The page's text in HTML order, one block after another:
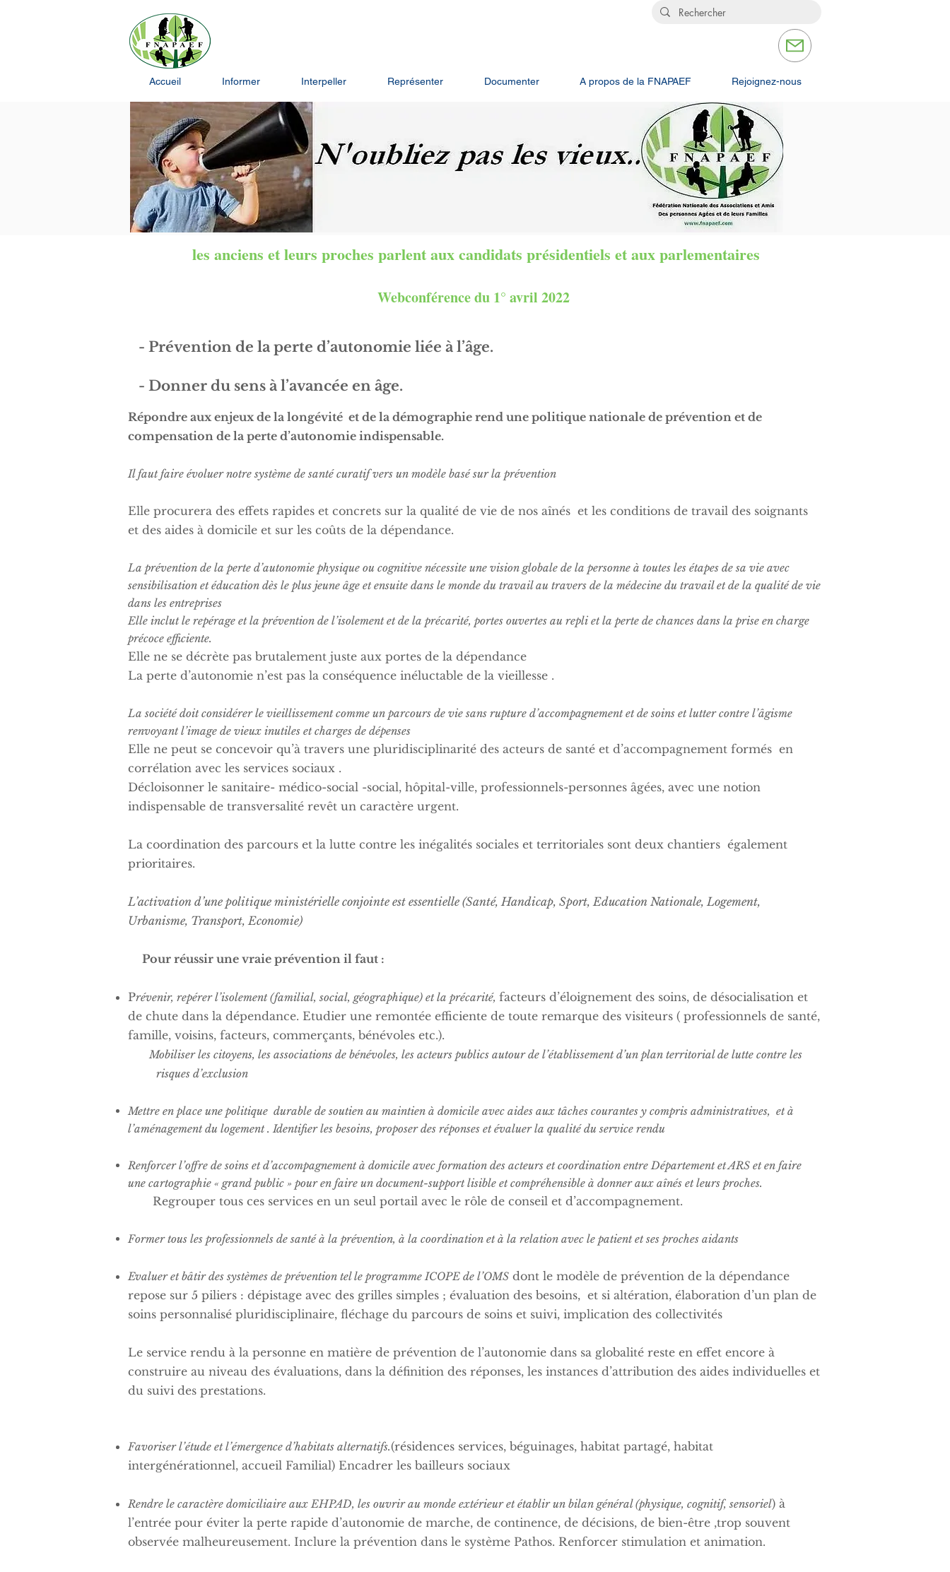
Accueil Informer Interpeller Représenter Documenter A propos de la FNAPAEF Rejoignez-nous
les anciens et leurs proches parlent aux candidats présidentiels et aux parlementaires
Webconférence du 1° avril 2022
- Prévention de la perte d’autonomie liée à l’âge.
- Donner du sens à l’avancée en âge.
Répondre aux enjeux de la longévité et de la démographie rend une politique nationale de prévention et de
compensation de la perte d’autonomie indispensable.
Il faut faire évoluer notre système de santé curatif vers un modèle basé sur la prévention
Elle procurera des effets rapides et concrets sur la qualité de vie de nos aînés et les conditions de travail des soignants
et des aides à domicile et sur les coûts de la dépendance.
La prévention de la perte d’autonomie physique ou cognitive nécessite une vision globale de la personne à toutes les étapes de sa vie avec
sensibilisation et éducation dès le plus jeune âge et ensuite dans le monde du travail au travers de la médecine du travail et de la qualité de vie
dans les entreprises
Elle inclut le repérage et la prévention de l’isolement et de la précarité, portes ouvertes au repli et la perte de chances dans la prise en charge
précoce efficiente.
Elle ne se décrète pas brutalement juste aux portes de la dépendance
La perte d’autonomie n’est pas la conséquence inéluctable de la vieillesse .
La société doit considérer le vieillissement comme un parcours de vie sans rupture d’accompagnement et de soins et lutter contre l’âgisme
renvoyant l’image de vieux inutiles et charges de dépenses
Elle ne peut se concevoir qu’à travers une pluridisciplinarité des acteurs de santé et d’accompagnement formés en
corrélation avec les services sociaux .
Décloisonner le sanitaire- médico-social -social, hôpital-ville, professionnels-personnes âgées, avec une notion
indispensable de transversalité revêt un caractère urgent.
La coordination des parcours et la lutte contre les inégalités sociales et territoriales sont deux chantiers également
prioritaires.
L’activation d’une politique ministérielle conjointe est essentielle (Santé, Handicap, Sport, Education Nationale, Logement,
Urbanisme, Transport, Economie)
Pour réussir une vraie prévention il faut :
Prévenir, repérer l’isolement (familial, social, géographique) et la précarité, facteurs d’éloignement des soins, de désocialisation et
de chute dans la dépendance. Etudier une remontée efficiente de toute remarque des visiteurs ( professionnels de santé,
famille, voisins, facteurs, commerçants, bénévoles etc.).
Mobiliser les citoyens, les associations de bénévoles, les acteurs publics autour de l’établissement d’un plan territorial de lutte contre les
risques d’exclusion
Mettre en place une politique durable de soutien au maintien à domicile avec aides aux tâches courantes y compris administratives, et à
l’aménagement du logement . Identifier les besoins, proposer des réponses et évaluer la qualité du service rendu
Renforcer l’offre de soins et d’accompagnement à domicile avec formation des acteurs et coordination entre Département et ARS et en faire
une cartographie « grand public » pour en faire un document-support lisible et compréhensible à donner aux aînés et leurs proches.
Regrouper tous ces services en un seul portail avec le rôle de conseil et d’accompagnement.
Former tous les professionnels de santé à la prévention, à la coordination et à la relation avec le patient et ses proches aidants
Evaluer et bâtir des systèmes de prévention tel le programme ICOPE de l’OMS dont le modèle de prévention de la dépendance
repose sur 5 piliers : dépistage avec des grilles simples ; évaluation des besoins, et si altération, élaboration d’un plan de
soins personnalisé pluridisciplinaire, fléchage du parcours de soins et suivi, implication des collectivités
Le service rendu à la personne en matière de prévention de l’autonomie dans sa globalité reste en effet encore à
construire au niveau des évaluations, dans la définition des réponses, les instances d’attribution des aides individuelles et
du suivi des prestations.
Favoriser l’étude et l’émergence d’habitats alternatifs.(résidences services, béguinages, habitat partagé, habitat
intergénérationnel, accueil Familial) Encadrer les bailleurs sociaux
Rendre le caractère domiciliaire aux EHPAD, les ouvrir au monde extérieur et établir un bilan général (physique, cognitif, sensoriel) à
l’entrée pour éviter la perte rapide d’autonomie de marche, de continence, de décisions, de bien-être ,trop souvent
observée malheureusement. Inclure la prévention dans le système Pathos. Renforcer stimulation et animation.